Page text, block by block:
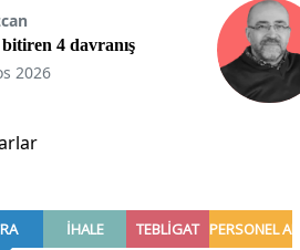
4 davranış
2026